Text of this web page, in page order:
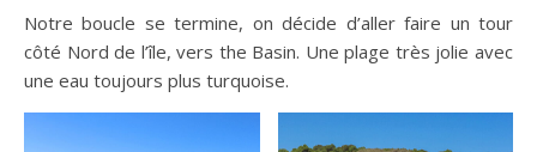
Notre boucle se termine, on décide d’aller faire un tour
côté Nord de l’île, vers the Basin. Une plage très jolie avec
une eau toujours plus turquoise.